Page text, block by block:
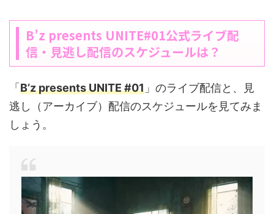
B’z presents UNITE#01公式ライブ配
信・見逃し配信のスケジュールは？
「 B’z presents UNITE #01 」のライブ配信と、見
逃し（アーカイブ）配信のスケジュールを見てみま
しょう。